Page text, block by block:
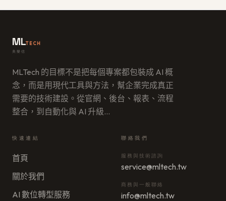
MLTECH
美樂信
MLTech 的目標不是把每個專案都包裝成 AI 概
念，而是用現代工具與方法，幫企業完成真正
需要的技術建設。從官網、後台、報表、流程
整合，到自動化與 AI 升級…
快速連結
首頁
關於我們
AI 數位轉型服務
聯絡我們
服務與技術諮詢
service@mltech.tw
商務與一般聯絡
info@mltech.tw